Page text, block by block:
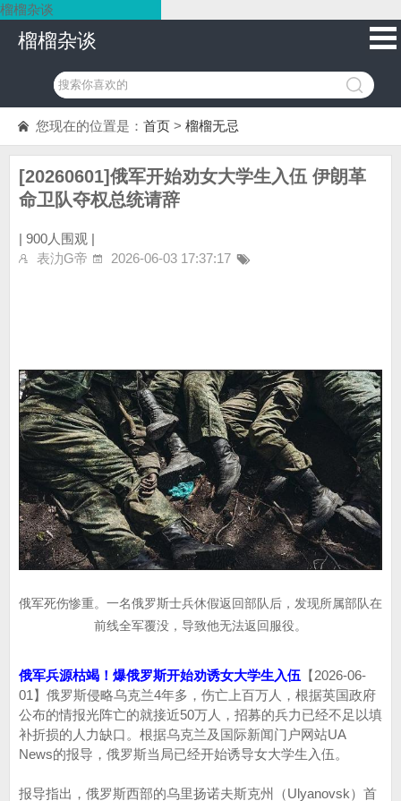
榴榴杂谈
榴榴杂谈
您现在的位置是： 首页 > 榴榴无忌
[20260601]俄军开始劝女大学生入伍 伊朗革
命卫队夺权总统请辞
| 900人围观 |
表氻G帝
2026-06-03 17:37:17
俄军死伤惨重。一名俄罗斯士兵休假返回部队后，发现所属部队在
前线全军覆没，导致他无法返回服役。
俄军兵源枯竭！爆俄罗斯开始劝诱女大学生入伍 【2026-06-
01】俄罗斯侵略乌克兰4年多，伤亡上百万人，根据英国政府
公布的情报光阵亡的就接近50万人，招募的兵力已经不足以填
补折损的人力缺口。根据乌克兰及国际新闻门户网站UA
News的报导，俄罗斯当局已经开始诱导女大学生入伍。
报导指出，俄罗斯西部的乌里扬诺夫斯克州（Ulyanovsk）首